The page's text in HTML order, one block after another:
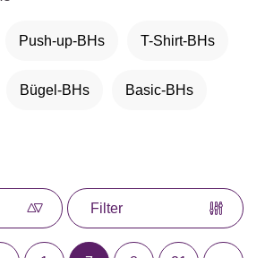
Push-up-BHs T-Shirt-BHs
Bügel-BHs Basic-BHs
Neckholder-BHs
Filter